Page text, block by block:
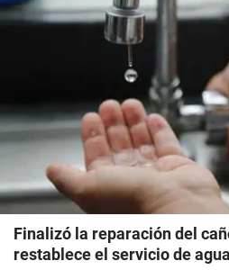
Finalizó la reparación del
restablece el servicio de